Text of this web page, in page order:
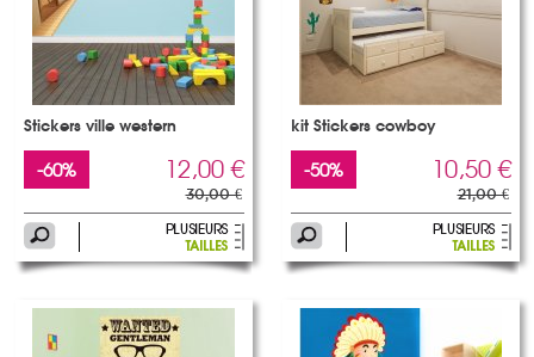
Stickers ville western
-60% 12,00 €
30,00 €
kit Stickers cowboy
-50% 10,50 €
21,00 €